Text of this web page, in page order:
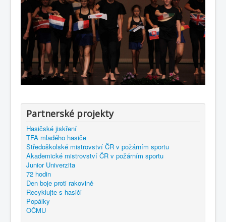
Partnerské projekty
Hasičské jiskření
TFA mladého hasiče
Středoškolské mistrovství ČR v požárním sportu
Akademické mistrovství ČR v požárním sportu
Junior Univerzita
72 hodin
Den boje proti rakovině
Recyklujte s hasiči
Popálky
OČMU